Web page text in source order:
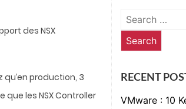
des NSX
qu’en production, 3
les NSX Controller
Search
for:
RECENT
VMware : 10